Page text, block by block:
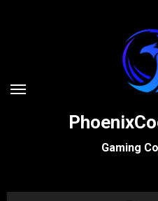
Gaming